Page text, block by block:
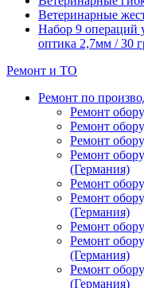
Ветеринарные
Набор 9 операций
оптика 2,7мм / 30
Ремонт и ТО
Ремонт по
Ремонт
Ремонт
Ремонт
Ремонт
(Германия)
Ремонт
Ремонт
(Германия)
Ремонт
Ремонт
(Германия)
Ремонт
(Германия)